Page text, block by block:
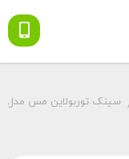
سینک توربولاین مس مدل F3440